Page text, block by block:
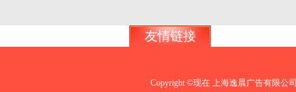
友情链接
Copyright ©现在 上海逸晨广告有限公